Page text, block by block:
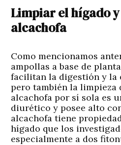
Limpiar el hígado
alcachofa
Como mencionamos
ampollas a base de
facilitan la digestión y la
pero también la limpieza
alcachofa por sí sola es
diurético y posee alto
alcachofa tiene
hígado que los
especialmente a dos